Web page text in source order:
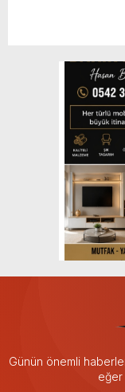
Günün önemli
eğer